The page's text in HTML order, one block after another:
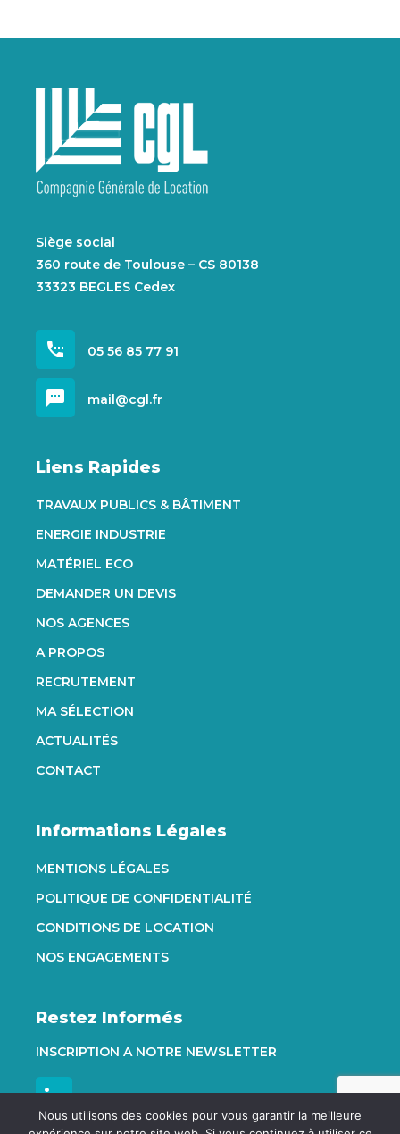
Siège social
360 route de Toulouse – CS 80138
33323 BEGLES Cedex
settings_phone 05 56 85 77 91
sms mail@cgl.fr
Liens Rapides
TRAVAUX PUBLICS & BÂTIMENT
ENERGIE INDUSTRIE
MATÉRIEL ECO
DEMANDER UN DEVIS
NOS AGENCES
A PROPOS
RECRUTEMENT
MA SÉLECTION
ACTUALITÉS
CONTACT
Informations Légales
MENTIONS LÉGALES
POLITIQUE DE CONFIDENTIALITÉ
CONDITIONS DE LOCATION
NOS ENGAGEMENTS
Restez Informés
INSCRIPTION A NOTRE NEWSLETTER
Nous utilisons des cookies pour vous garantir la meilleure